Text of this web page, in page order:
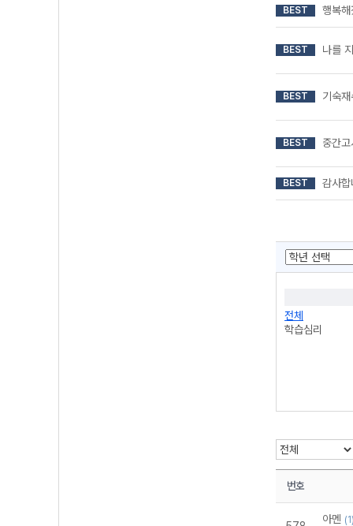
BEST 행복
BEST 나를
BEST 기숙
BEST 중간
BEST 감사합
전체
학습심리
번호
아멘